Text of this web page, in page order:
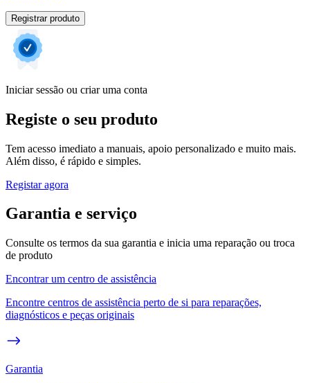
Registrar produto
Iniciar sessão ou criar uma conta
Registe o seu produto
Tem acesso imediato a manuais, apoio personalizado e muito mais.
Além disso, é rápido e simples.
Registar agora
Garantia e serviço
Consulte os termos da sua garantia e inicia uma reparação ou troca
de produto
Encontrar um centro de assistência
Encontre centros de assistência perto de si para reparações,
diagnósticos e peças originais
Garantia